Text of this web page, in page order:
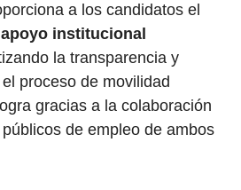
a los candidatos el
institucional
la transparencia y
proceso de movilidad
gracias a la colaboración
de empleo de ambos